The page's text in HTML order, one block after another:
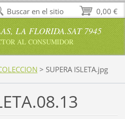
LA FLORIDA.SAT 7945
AL CONSUMIDOR
> SUPERA ISLETA.jpg
0,00 €
Buscar en el sitio